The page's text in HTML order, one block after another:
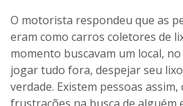
O motorista respondeu que as
eram como carros coletores de
momento buscavam um local,
jogar tudo fora, despejar seu
verdade. Existem pessoas assim,